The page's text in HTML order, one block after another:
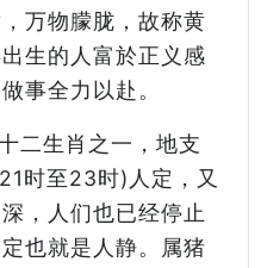
万物朦胧，故称黄
生的人富於正义感
事全力以赴。
二生肖之一，地支
时至23时)人定，又
，人们也已经停止
也就是人静。属猪